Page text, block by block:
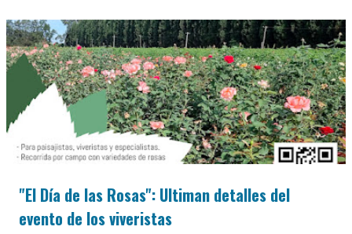
"El Día de las Rosas": Ultiman detalles del
evento de los viveristas